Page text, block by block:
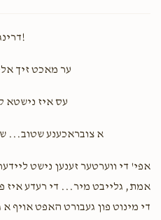
ער מאכט זיך
עס איז נישטא
א צובראכענע שטוב...
אפי' די ווערטער זענען נישט
אמת, גלייבט מיר... די רעדע איז
די מינוט פון געבורט האפט אויף א